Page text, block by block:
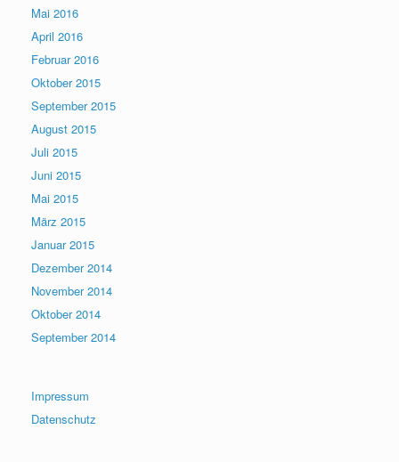
Mai 2016
April 2016
Februar 2016
Oktober 2015
September 2015
August 2015
Juli 2015
Juni 2015
Mai 2015
März 2015
Januar 2015
Dezember 2014
November 2014
Oktober 2014
September 2014
Impressum
Datenschutz